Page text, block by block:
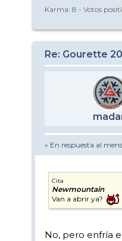
Karma: 8 - Votos
Re: Gourette
» En respuesta al
Cita
Newmountain
Van a abrir ya?
No, pero enfría